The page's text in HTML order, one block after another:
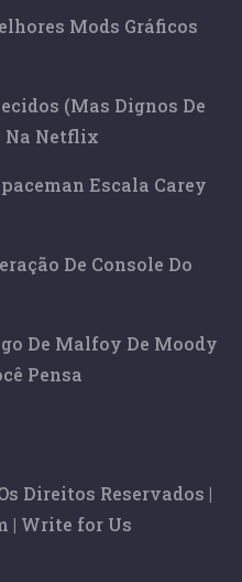
Mods Gráficos
(mas Dignos De
Na Netflix
Escala Carey
De Console Do
De Malfoy De Moody
Pensa
Direitos Reservados |
| Write for Us